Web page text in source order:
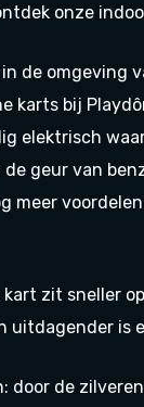
onze
de omgeving
karts bij
elektrisch
geur van
meer
zit sneller
uitdagender is
de zilveren